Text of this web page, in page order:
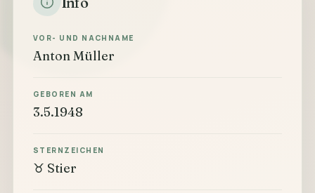
VOR- UND NACHNAME
Anton Müller
GEBOREN AM
3.5.1948
STERNZEICHEN
♉ Stier